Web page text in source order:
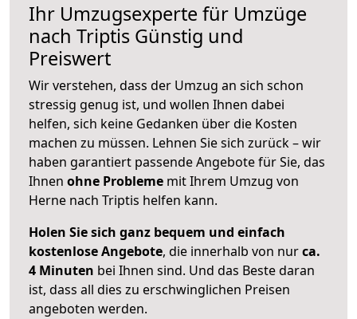
Ihr Umzugsexperte für Umzüge
nach Triptis Günstig und
Preiswert
Wir verstehen, dass der Umzug an sich schon
stressig genug ist, und wollen Ihnen dabei
helfen, sich keine Gedanken über die Kosten
machen zu müssen. Lehnen Sie sich zurück – wir
haben garantiert passende Angebote für Sie, das
Ihnen ohne Probleme mit Ihrem Umzug von
Herne nach Triptis helfen kann.
Holen Sie sich ganz bequem und einfach
kostenlose Angebote, die innerhalb von nurca.
4 Minuten bei Ihnen sind. Und das Beste daran
ist, dass all dies zu erschwinglichen Preisen
angeboten werden.